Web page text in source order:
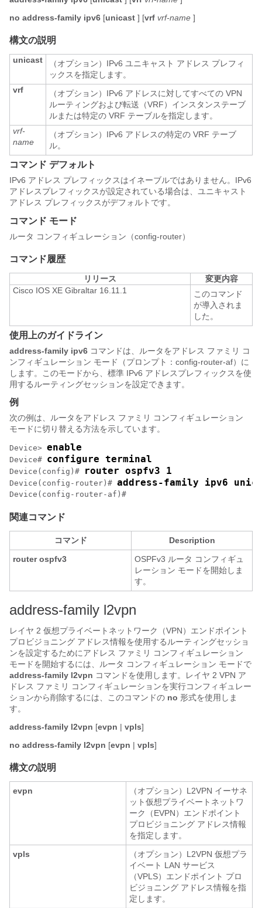
no address-family ipv6 [unicast ] [vrf vrf-name ]
構文の説明
unicast
（オプション）IPv6 ユニキャスト アドレス プレフィ
ックスを指定します。
vrf
（オプション）IPv6 アドレスに対してすべての VPN
ルーティングおよび転送（VRF）インスタンステーブ
ルまたは特定の VRF テーブルを指定します。
vrf-
name
（オプション）IPv6 アドレスの特定の VRF テーブ
ル。
コマンド デフォルト
IPv6 アドレス プレフィックスはイネーブルではありません。IPv6
アドレスプレフィックスが設定されている場合は、ユニキャスト
アドレス プレフィックスがデフォルトです。
コマンド モード
ルータ コンフィギュレーション（config-router）
コマンド履歴
リリース
変更内容
Cisco IOS XE Gibraltar 16.11.1
このコマンド
が導入されま
した。
使用上のガイドライン
address-family ipv6 コマンドは、ルータをアドレス ファミリ コ
ンフィギュレーション モード（プロンプト：config-router-af）に
します。このモードから、標準 IPv6 アドレスプレフィックスを使
用するルーティングセッションを設定できます。
例
次の例は、ルータをアドレス ファミリ コンフィギュレーション
モードに切り替える方法を示しています。
Device> enable
Device# configure terminal
Device(config)# router ospfv3 1
Device(config-router)# address-family ipv6
Device(config-router-af)#
関連コマンド
コマンド
Description
router ospfv3
OSPFv3 ルータ コンフィギュ
レーション モードを開始しま
す。
address-family l2vpn
レイヤ 2 仮想プライベートネットワーク（VPN）エンドポイント
プロビジョニング アドレス情報を使用するルーティングセッショ
ンを設定するためにアドレス ファミリ コンフィギュレーション
モードを開始するには、ルータ コンフィギュレーション モードで
address-family l2vpn コマンドを使用します。レイヤ 2 VPN ア
ドレス ファミリ コンフィギュレーションを実行コンフィギュレー
ションから削除するには、このコマンドの no 形式を使用しま
す。
address-family l2vpn [evpn | vpls]
no address-family l2vpn [evpn | vpls]
構文の説明
evpn
（オプション）L2VPN イーサネ
ット仮想プライベートネットワ
ーク（EVPN）エンドポイント
プロビジョニング アドレス情報
を指定します。
vpls
（オプション）L2VPN 仮想プラ
イベート LAN サービス
（VPLS）エンドポイント プロ
ビジョニング アドレス情報を指
定します。